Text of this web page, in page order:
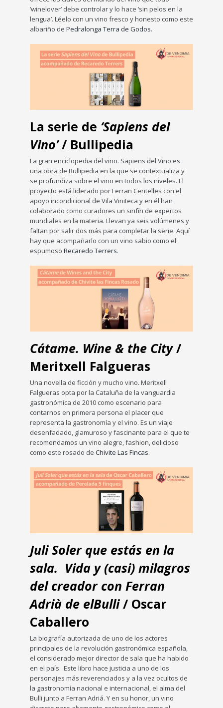
‘winelover’ debe controlar y lo hace ‘sin pelos en la
lengua’. Léelo con un vino fresco y honesto como este
albariño de Pedralonga Terra de Godos.
La serie de ‘Sapiens del
Vino’/ Bullipedia
La gran enciclopedia del vino. Sapiens del Vino es
una obra de Bullipedia en la que se contextualiza y
se profundiza sobre el vino en todos los niveles. El
proyecto está liderado por Ferran Centelles con el
apoyo incondicional de Vila Viniteca y en él han
colaborado como curadores un sinfín de expertos
mundiales en la materia. Llevan ya seis volúmenes y
faltan por salir dos más para completar la serie. Aquí
hay que acompañarlo con un vino sabio como el
espumoso Recaredo Terrers.
Cátame. Wine & the City/
Meritxell Falgueras
Una novella de ficción y mucho vino. Meritxell
Falgueras opta por la Cataluña de la vanguardia
gastronómica de 2010 como escenario para
contarnos en primera persona el placer que
representa la gastronomía y el vino. Es un viaje
desenfadado, glamuroso y fascinante para el que te
recomendamos un vino alegre, fashion, delicioso
como este rosado de Chivite Las Fincas.
Juli Soler que estás en la
sala. Vida y (casi) milagros
del creador con Ferran
Adrià de elBulli/ Oscar
Caballero
La biografía autorizada de uno de los actores
principales de la revolución gastronómica española,
el considerado mejor director de sala que ha habido
en el país. Este libro hace justicia a uno de los
personajes más reverenciados y a la vez ocultos de
la gastronomía nacional e internacional, el alma del
Bulli junto a Ferran Adriá. Y en su honor, un vino